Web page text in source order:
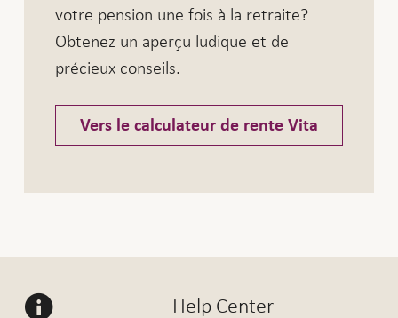
votre pension une fois à la retraite?
Obtenez un aperçu ludique et de
précieux conseils.
Vers le calculateur de rente Vita
Help Center